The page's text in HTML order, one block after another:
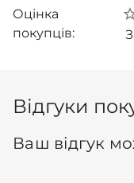
Оцінка
покупців:
Відгуки
Ваш відгук